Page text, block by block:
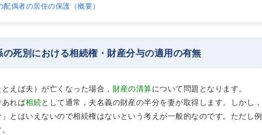
偶者の居住の保護（概要）
死別における相続権・財産分与の適用の有無
えば夫）が亡くなった場合， 財産の清算について問題となります。
れば相続として通常，夫名義の財産の半分を妻が取得します。しかし，
とはいえないので相続権はないという考えが一般的なのです。ただし例